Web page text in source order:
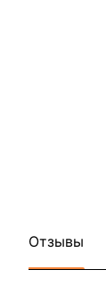
Отзывы